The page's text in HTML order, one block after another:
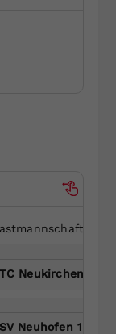
Neukirchen/
Neuhofen 1
eine
die